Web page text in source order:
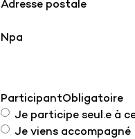
Adresse postale
Npa
ParticipantObligatoire
Je participe seul.e à
Je viens accompagné